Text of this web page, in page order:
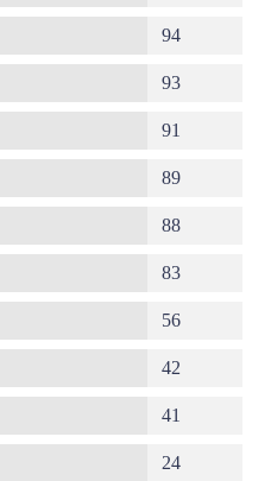
94
93
91
89
88
83
56
42
41
24